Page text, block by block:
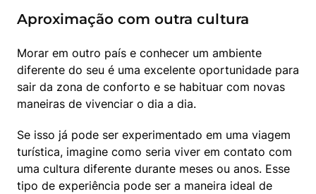
Aproximação com outra cultura
Morar em outro país e conhecer um ambiente
diferente do seu é uma excelente oportunidade para
sair da zona de conforto e se habituar com novas
maneiras de vivenciar o dia a dia.
Se isso já pode ser experimentado em uma viagem
turística, imagine como seria viver em contato com
uma cultura diferente durante meses ou anos. Esse
tipo de experiência pode ser a maneira ideal de